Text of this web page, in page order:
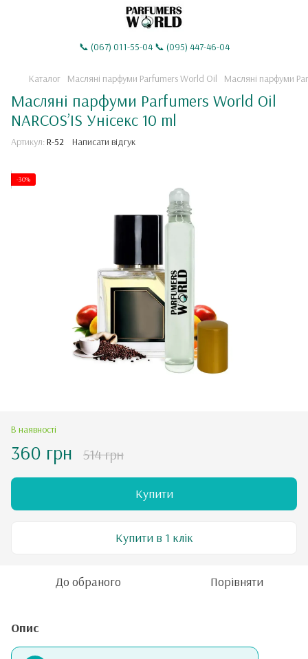
📞 (067) 011-55-04 📞 (095) 447-46-04
Каталог Масляні парфуми Parfumers World Oil Масляні парфуми
Масляні парфуми Parfumers World Oil
NARCOS’IS Унісекс 10 ml
Артикул: R-52 Написати відгук
-30%
В наявності
360 грн 514 грн
Купити
Купити в 1 клік
До обраного Порівняти
Опис